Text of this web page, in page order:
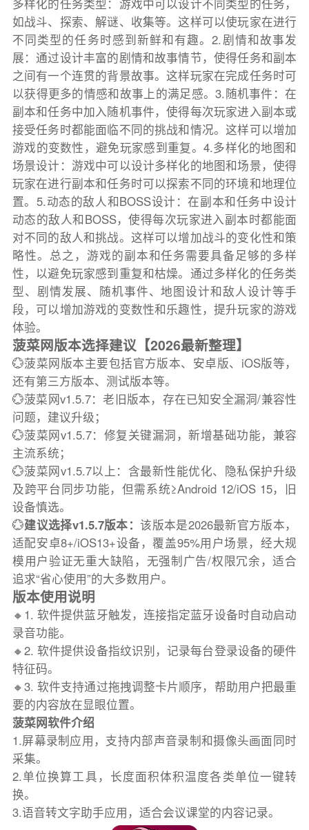
多样化的任务类型：游戏中可以设计不同类型的任务，
如战斗、探索、解谜、收集等。这样可以使玩家在进行
不同类型的任务时感到新鲜和有趣。2.剧情和故事发
展：通过设计丰富的剧情和故事情节，使得任务和副本
之间有一个连贯的背景故事。这样玩家在完成任务时可
以获得更多的情感和故事上的满足感。3.随机事件：在
副本和任务中加入随机事件，使得每次玩家进入副本或
接受任务时都能面临不同的挑战和情况。这样可以增加
游戏的变数性，避免玩家感到重复。4.多样化的地图和
场景设计：游戏中可以设计多样化的地图和场景，使得
玩家在进行副本和任务时可以探索不同的环境和地理位
置。5.动态的敌人和BOSS设计：在副本和任务中设计
动态的敌人和BOSS，使得每次玩家进入副本时都能面
对不同的敌人和挑战。这样可以增加战斗的变化性和策
略性。总之，游戏的副本和任务需要具备足够的多样
性，以避免玩家感到重复和枯燥。通过多样化的任务类
型、剧情发展、随机事件、地图设计和敌人设计等手
段，可以增加游戏的变数性和乐趣性，提升玩家的游戏
体验。
菠菜网版本选择建议【2026最新整理】
💮菠菜网版本主要包括官方版本、安卓版、iOS版等，
还有第三方版本、测试版本等。
💮菠菜网v1.5.7：老旧版本，存在已知安全漏洞/兼容性
问题，建议升级；
💮菠菜网v1.5.7：修复关键漏洞，新增基础功能，兼容
主流系统；
💮菠菜网v1.5.7以上：含最新性能优化、隐私保护升级
及跨平台同步功能，但需系统≥Android 12/iOS 15，旧
设备慎选。
💮建议选择v1.5.7版本：该版本是2026最新官方版本，
适配安卓8+/iOS13+设备，覆盖95%用户场景，经大规
模用户验证无重大缺陷，无强制广告/权限冗余，适合
追求“省心使用”的大多数用户。
版本使用说明
🔸1. 软件提供蓝牙触发，连接指定蓝牙设备时自动启动
录音功能。
🔸2. 软件提供设备指纹识别，记录每台登录设备的硬件
特征码。
🔸3. 软件支持通过拖拽调整卡片顺序，帮助用户把最重
要的内容放在显眼位置。
菠菜网软件介绍
1.屏幕录制应用，支持内部声音录制和摄像头画面同时
采集。
2.单位换算工具，长度面积体积温度各类单位一键转
换。
3.语音转文字助手应用，适合会议课堂的内容记录。